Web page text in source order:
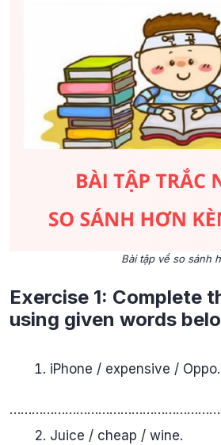
Bài tập về so sánh
Exercise 1: Complete
using given words
iPhone / expensive / Oppo.
Juice / cheap / wine.